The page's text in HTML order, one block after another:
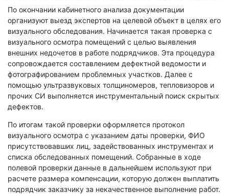
Компьютерно-техническая экспертиза
Экспертиза игрового оборудования
Пожарно-техническая экспертиза
Экологическая экспертиза
Физико-химическая экспертиза
Экспертиза изделий из металлов
Юридико-лингвистическая экспертиза
Юридическая экспертиза
Исследования на полиграфе
Комплексная экспертиза
Геммологическая экспертиза (ювелирная)
Заключение эксперта на иностранном языке
Физико-химическая экспертиза
Электротехническая экспертиза
По окончании кабинетного анализа документации
организуют выезд экспертов на целевой объект в целях его
визуального обследования. Начинается такая проверка с
визуального осмотра помещений с целью выявления
внешних недочетов в работе подрядчиков. Эта процедура
сопровождается составлением дефектной ведомости и
фотографированием проблемных участков. Далее с
помощью ультразвуковых толщиномеров, тепловизоров и
прочих СИ выполняется инструментальный поиск скрытых
дефектов.
По итогам такой проверки оформляется протокол
визуального осмотра с указанием даты проверки, ФИО
присутствовавших лиц, задействованных инструментах и
списка обследованных помещений. Собранные в ходе
полевой проверки данные в дальнейшем используют при
расчете размера компенсации, которую должен выплатить
подрядчик заказчику за некачественное выполнение работ.